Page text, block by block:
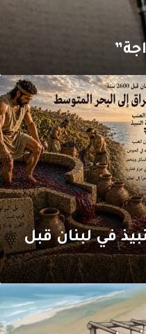
في لبنان قبل